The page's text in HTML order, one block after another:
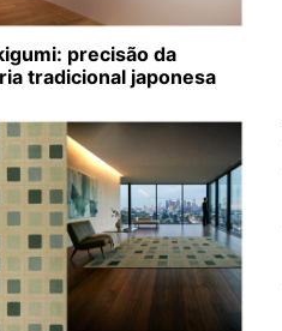
precisão da
tradicional japonesa